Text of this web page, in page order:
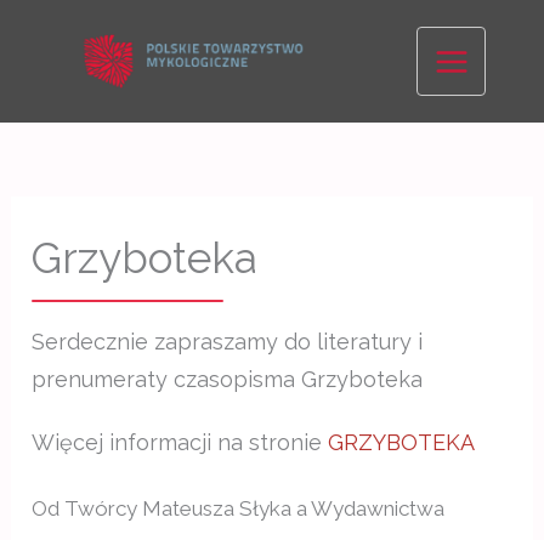
Grzyboteka
Serdecznie zapraszamy do literatury i
prenumeraty czasopisma Grzyboteka
Więcej informacji na stronieGRZYBOTEKA
Od Twórcy Mateusza Słyka a Wydawnictwa